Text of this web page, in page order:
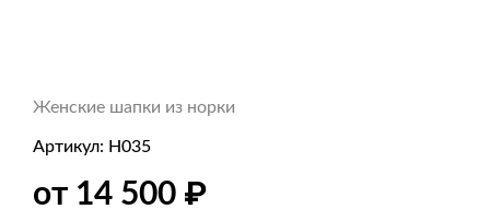
Женские шапки из норки
Артикул: Н035
от 14 500 ₽